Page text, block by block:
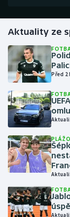
Gymnastika
Házená
Jezdectví
Judo
Krasobruslení
Lezení
Lyže a
Moderní
Aktuality ze
Před 2